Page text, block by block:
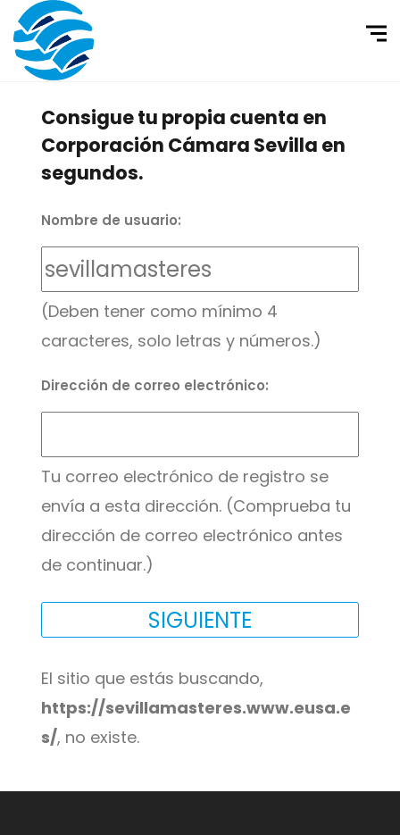
Consigue tu propia cuenta en
Corporación Cámara Sevilla en
segundos.
Nombre de usuario:
(Deben tener como mínimo 4
caracteres, solo letras y números.)
Dirección de correo electrónico:
Tu correo electrónico de registro se
envía a esta dirección. (Comprueba tu
dirección de correo electrónico antes
de continuar.)
El sitio que estás buscando,
https://sevillamasteres.www.eusa.e
s/, no existe.